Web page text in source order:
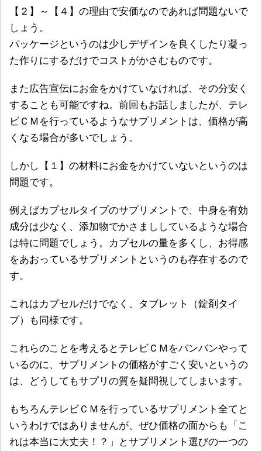
【２】～【４】の理由で安価なのであれば問題ないで
しょう。
パッケージというのは少しデザインを良くしたり凝っ
た作りにするだけでコストがかさむものです。
また広告宣伝にお金をかけていなければ、その分安く
することも可能ですね。前回もお話しましたが、テレ
ビＣＭを行っているようなサプリメントは、価格が高
くなる場合が多いでしょう。
しかし【１】の材料にお金をかけていないというのは
問題です。
例えばカプセルタイプのサプリメントで、中身を有効
成分は少なく、添加物でかさまししているような場合
は特に問題でしょう。カプセルの量を多くし、お得感
をあおっているサプリメントというのも存在するので
す。
これはカプセルだけでなく、タブレット（錠剤タイ
プ）も同様です。
これらのことを考えるとテレビＣＭをバンバンやって
いるのに、サプリメントの価格がすごく安いというの
は、どうしてもサプリの質を疑問視してしまいます。
もちろんテレビＣＭを行っているサプリメント全てと
いうわけではありませんが、ぜひ価格の面からも「こ
れは本当に大丈夫！？」とサプリメント選びの一つの